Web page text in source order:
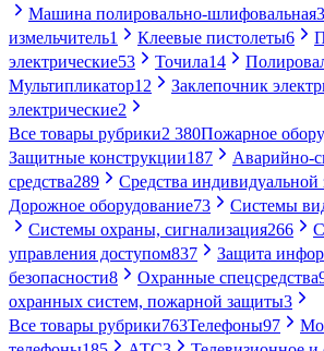
Машина полировально-шлифовальная3
измельчитель1 Клеевые пистолеты6
электрические53 Точила14
Мультипликатор12 Заклепочник
электрические2
Все товары рубрики2 380Пожарное
Защитные конструкции187
Аварийно-
средства289 Средства
Дорожное оборудование73 Системы
Системы охраны, сигнализация266
управления доступом837 Защита
безопасности8 Охранные спецсредства
охранных систем, пожарной защиты3
Все товары рубрики763Телефоны97